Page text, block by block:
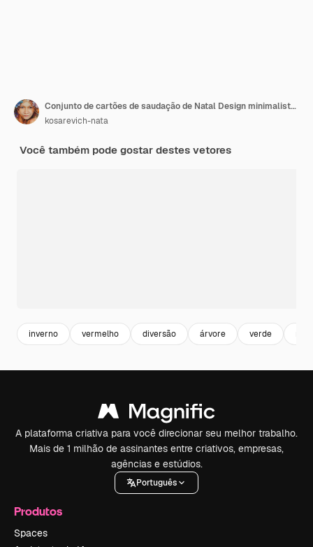
Conjunto de cartões de saudação de Natal Design minimalista de moda com tipografia Ornamentos de árvore de Natal
kosarevich-nata
Você também pode gostar destes vetores
inverno vermelho diversão árvore verde
A plataforma criativa para você direcionar seu melhor trabalho.
Mais de 1 milhão de assinantes entre criativos, empresas,
agências e estúdios.
Português
Produtos
Spaces